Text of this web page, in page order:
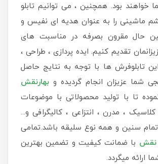
خواهند بود. همچنین ، می توانیم تابلو
ماشینی را به عنوان هدیه ای نفیس و
حال مقرون بصرفه در مناسبت های
تقدیم کنیم. ایده پردازی ، طراحی ،
تابلوفرش ها با توجه به نتایج حاصل
شما عزیزان انجام گردیده و بهارنقش
تا با تولید محصولاتی با موضوعات
، مدرن ، انتزاعی ، کالیگرافی و...
سنین و همه نوع سلیقه باشد.تمامی
نقش با ضمانت کیفیت و تضمین بهترین
ارائه میگردد.